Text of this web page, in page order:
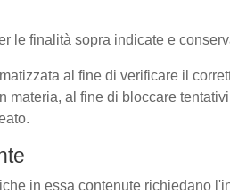
le finalità sopra indicate e
al fine di verificare il
al fine di bloccare
in essa contenute richiedano